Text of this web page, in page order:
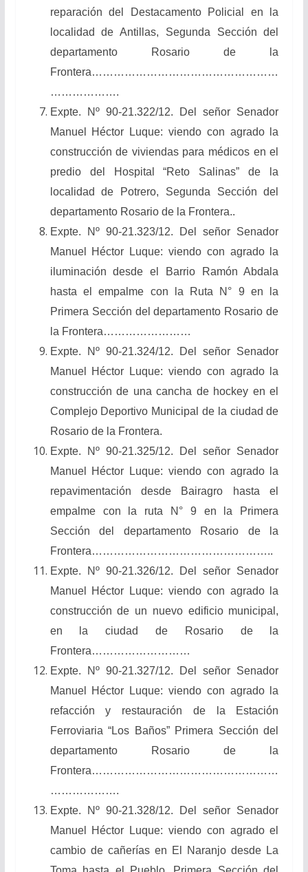
reparación del Destacamento Policial en la
localidad de Antillas, Segunda Sección del
departamento Rosario de la
Frontera……………………………………………
……………….
Expte. Nº 90-21.322/12. Del señor Senador
Manuel Héctor Luque: viendo con agrado la
construcción de viviendas para médicos en el
predio del Hospital “Reto Salinas” de la
localidad de Potrero, Segunda Sección del
departamento Rosario de la Frontera..
Expte. Nº 90-21.323/12. Del señor Senador
Manuel Héctor Luque: viendo con agrado la
iluminación desde el Barrio Ramón Abdala
hasta el empalme con la Ruta N° 9 en la
Primera Sección del departamento Rosario de
la Frontera……………………
Expte. Nº 90-21.324/12. Del señor Senador
Manuel Héctor Luque: viendo con agrado la
construcción de una cancha de hockey en el
Complejo Deportivo Municipal de la ciudad de
Rosario de la Frontera.
Expte. Nº 90-21.325/12. Del señor Senador
Manuel Héctor Luque: viendo con agrado la
repavimentación desde Bairagro hasta el
empalme con la ruta N° 9 en la Primera
Sección del departamento Rosario de la
Frontera…………………………………………..
Expte. Nº 90-21.326/12. Del señor Senador
Manuel Héctor Luque: viendo con agrado la
construcción de un nuevo edificio municipal,
en la ciudad de Rosario de la
Frontera………………………
Expte. Nº 90-21.327/12. Del señor Senador
Manuel Héctor Luque: viendo con agrado la
refacción y restauración de la Estación
Ferroviaria “Los Baños” Primera Sección del
departamento Rosario de la
Frontera……………………………………………
……………….
Expte. Nº 90-21.328/12. Del señor Senador
Manuel Héctor Luque: viendo con agrado el
cambio de cañerías en El Naranjo desde La